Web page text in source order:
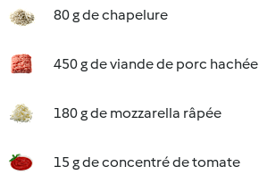
80 g de chapelure
450 g de viande de porc hachée
180 g de mozzarella râpée
15 g de concentré de tomate